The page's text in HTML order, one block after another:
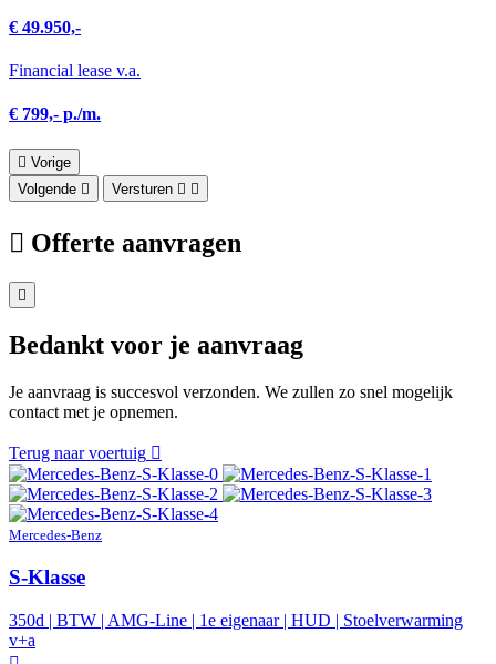
€ 49.950,-
Financial lease v.a.
€ 799,- p./m.
Vorige
Volgende
Versturen
Offerte aanvragen
Bedankt voor je aanvraag
Je aanvraag is succesvol verzonden. We zullen zo snel mogelijk
contact met je opnemen.
Terug naar voertuig
Mercedes-Benz
S-Klasse
350d | BTW | AMG-Line | 1e eigenaar | HUD | Stoelverwarming
v+a